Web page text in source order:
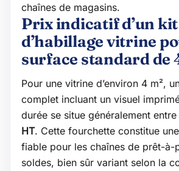
chaînes de magasins.
Prix indicatif d’un kit
d’habillage vitrine
surface standard de
Pour une vitrine d’environ 4 m²,
complet incluant un visuel
durée se situe généralement entre
HT. Cette fourchette constitue
fiable pour les chaînes de prêt-à-
soldes, bien sûr variant selon la